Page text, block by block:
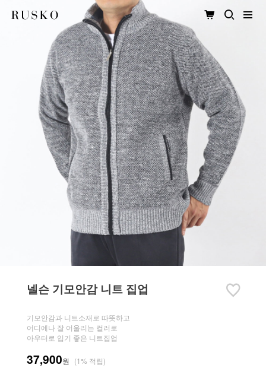
넬슨 기모안감 니트 집업
기모안감과 니트소재로 따뜻하고
어디에나 잘 어울리는 컬러로
아우터로 입기 좋은 니트집업
37,900원 (1% 적립)